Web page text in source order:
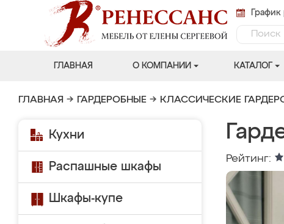
ГЛАВНАЯ О КОМПАНИИ КАТАЛОГ
ГЛАВНАЯ → ГАРДЕРОБНЫЕ → КЛАССИЧЕСКИЕ
Кухни
Распашные шкафы
Шкафы-купе
Рейтинг: